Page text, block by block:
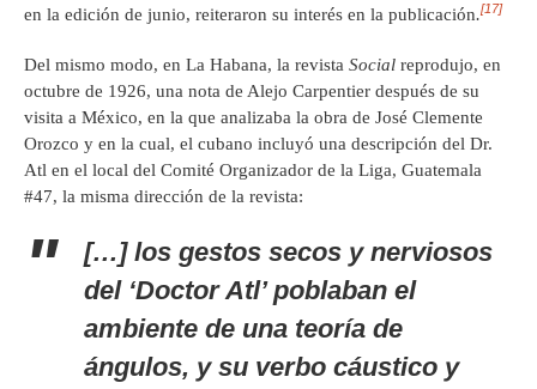
en la edición de junio, reiteraron su interés en la publicación.[17]
Del mismo modo, en La Habana, la revista Social reprodujo, en
octubre de 1926, una nota de Alejo Carpentier después de su
visita a México, en la que analizaba la obra de José Clemente
Orozco y en la cual, el cubano incluyó una descripción del Dr.
Atl en el local del Comité Organizador de la Liga, Guatemala
#47, la misma dirección de la revista:
[…] los gestos secos y nerviosos
del ‘Doctor Atl’ poblaban el
ambiente de una teoría de
ángulos, y su verbo cáustico y